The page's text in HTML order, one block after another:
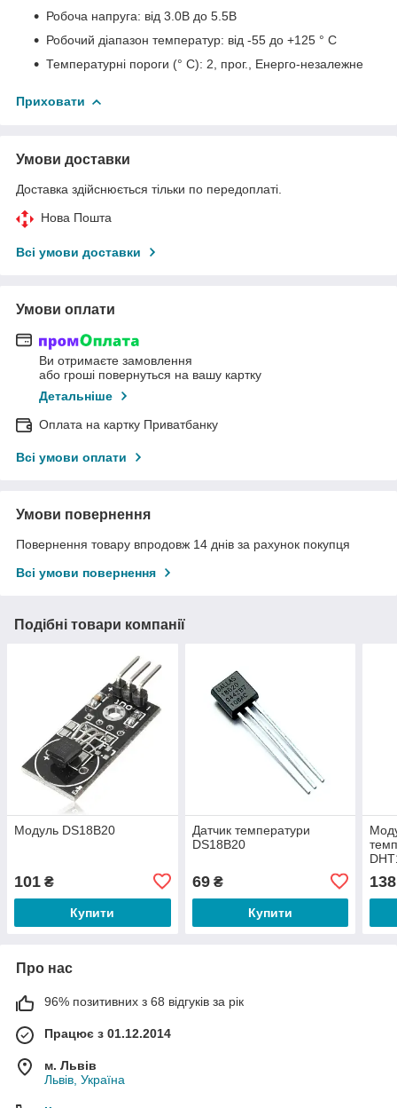
Робоча напруга: від 3.0В до 5.5В
Робочий діапазон температур: від -55 до +125 ° C
Температурні пороги (° C): 2, прог., Енерго-незалежне
Приховати
Умови доставки
Доставка здійснюється тільки по передоплаті.
Нова Пошта
Всі умови доставки
Умови оплати
Ви отримаєте замовлення
або гроші повернуться на вашу картку
Детальніше
Оплата на картку Приватбанку
Всі умови оплати
Умови повернення
Повернення товару впродовж 14 днів за рахунок покупця
Всі умови повернення
Подібні товари компанії
Модуль DS18B20
101 ₴
Купити
Датчик температури
DS18B20
69₴
Купити
138
Про нас
96% позитивних з 68 відгуків за рік
Працює з 01.12.2014
м. Львів
Львів, Україна